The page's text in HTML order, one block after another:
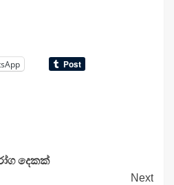
දෙකක්
Next